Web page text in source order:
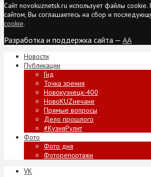
Сайт novokuznetsk.ru использует файлы
сайтом, Вы соглашаетесь на сбор и
cookie.
Разработка и поддержка сайта — AA
Новости
Публикации
Гид
Точка зрения
Новокузнецк-400
НовоKUZнечане
Прямые вопросы
Дело прошлого
#КузняРулит
Фото
Фото дня
Фоторепортажи
VK